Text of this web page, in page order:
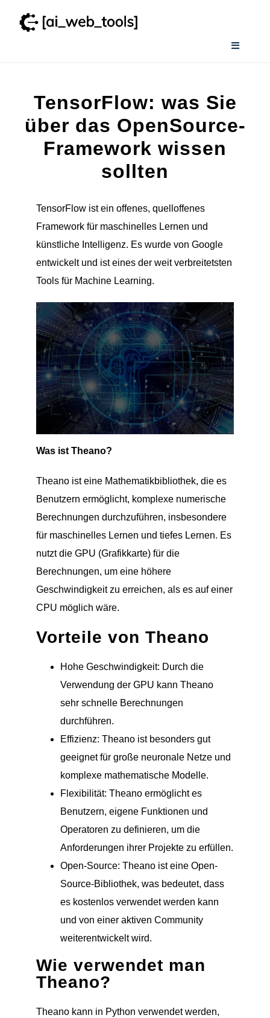
Inhalt
Toggle
Services
Wissenswertes
TensorFlow: was Sie
über das OpenSource-
Framework wissen
sollten
TensorFlow ist ein offenes, quelloffenes
Framework für maschinelles Lernen und
künstliche Intelligenz. Es wurde von Google
entwickelt und ist eines der weit verbreitetsten
Tools für Machine Learning.
Was ist Theano?
Theano ist eine Mathematikbibliothek, die es
Benutzern ermöglicht, komplexe numerische
Berechnungen durchzuführen, insbesondere
für maschinelles Lernen und tiefes Lernen. Es
nutzt die GPU (Grafikkarte) für die
Berechnungen, um eine höhere
Geschwindigkeit zu erreichen, als es auf einer
CPU möglich wäre.
Vorteile von Theano
Hohe Geschwindigkeit: Durch die
Verwendung der GPU kann Theano
sehr schnelle Berechnungen
durchführen.
Effizienz: Theano ist besonders gut
geeignet für große neuronale Netze und
komplexe mathematische Modelle.
Flexibilität: Theano ermöglicht es
Benutzern, eigene Funktionen und
Operatoren zu definieren, um die
Anforderungen ihrer Projekte zu erfüllen.
Open-Source: Theano ist eine Open-
Source-Bibliothek, was bedeutet, dass
es kostenlos verwendet werden kann
und von einer aktiven Community
weiterentwickelt wird.
Wie verwendet man
Theano?
Theano kann in Python verwendet werden,